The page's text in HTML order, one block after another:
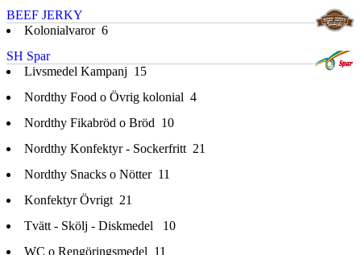
BEEF JERKY
Kolonialvaror 6
SH Spar
Livsmedel Kampanj 15
Nordthy Food o Övrig kolonial 4
Nordthy Fikabröd o Bröd 10
Nordthy Konfektyr - Sockerfritt 21
Nordthy Snacks o Nötter 11
Konfektyr Övrigt 21
Tvätt - Skölj - Diskmedel
10
WC o Rengöringsmedel 11